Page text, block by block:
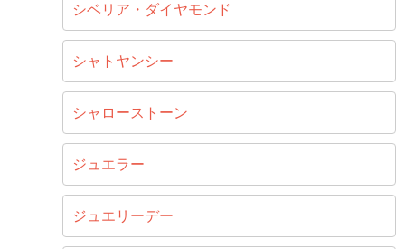
シベリア・ダイヤモンド
シャトヤンシー
シャローストーン
ジュエラー
ジュエリーデー